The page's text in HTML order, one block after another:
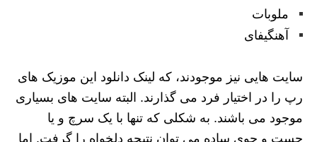
ملوبات
آهنگیفای
سایت هایی نیز موجودند، که لینک دانلود این موزیک های
رپ را در اختیار فرد می گذارند. البته سایت های بسیاری
موجود می باشند. به شکلی که تنها با یک سرچ و یا
جست و جوی ساده می توان نتیجه دلخواه را گرفت. اما